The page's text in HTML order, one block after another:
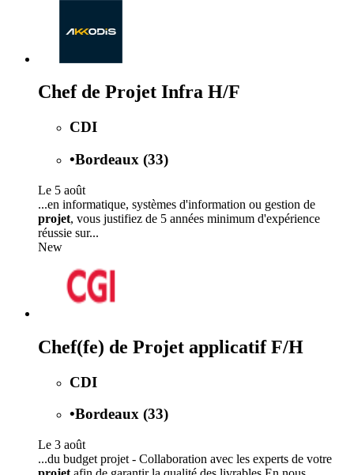
Chef de Projet Infra H/F
CDI
•Bordeaux (33)
Le 5 août
...en informatique, systèmes d'information ou gestion de
projet, vous justifiez de 5 années minimum d'expérience
réussie sur...
New
Chef(fe) de Projet applicatif F/H
CDI
•Bordeaux (33)
Le 3 août
...du budget projet - Collaboration avec les experts de votre